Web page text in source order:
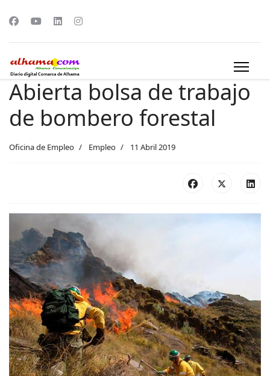
Abierta bolsa de trabajo
de bombero forestal
Oficina de Empleo Empleo 11 Abril 2019